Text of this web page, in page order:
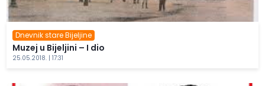
Dnevnik stare Bijeljine
Muzej u Bijeljini – I dio
25.05.2018. | 17:31